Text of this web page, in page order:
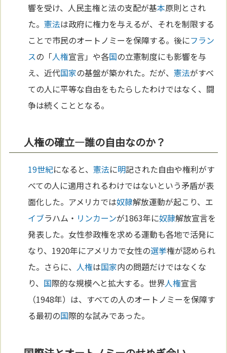
響を受け、人民主権と法の支配が基本原則とされ
た。憲法は政府に権力を与えるが、それを制限する
ことで市民のオートノミーを保障する。後にフラン
スの「人権宣言」や各国の立憲制度にも影響を与
え、近代国家の基盤が築かれた。だが、憲法がすべ
ての人に平等な自由をもたらしたわけではなく、闘
争は続くこととなる。
人権の確立—誰の自由なのか？
19世紀になると、憲法に明記された自由や権利がす
べての人に適用されるわけではないという矛盾が表
面化した。アメリカでは奴隷解放運動が起こり、エ
イブラハム・ リンカーンが1863年に奴隷解放宣言を
発表した。女性参政権を求める運動も各地で活発に
なり、1920年にアメリカで女性の選挙権が認められ
た。さらに、 人権は国家内の問題だけではなくな
り、 国際的な規模へと拡大する。世界人権宣言
（1948年）は、すべての人のオートノミーを保障す
る最初の国際的な試みであった。